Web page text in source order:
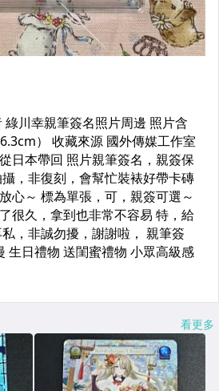
看更多